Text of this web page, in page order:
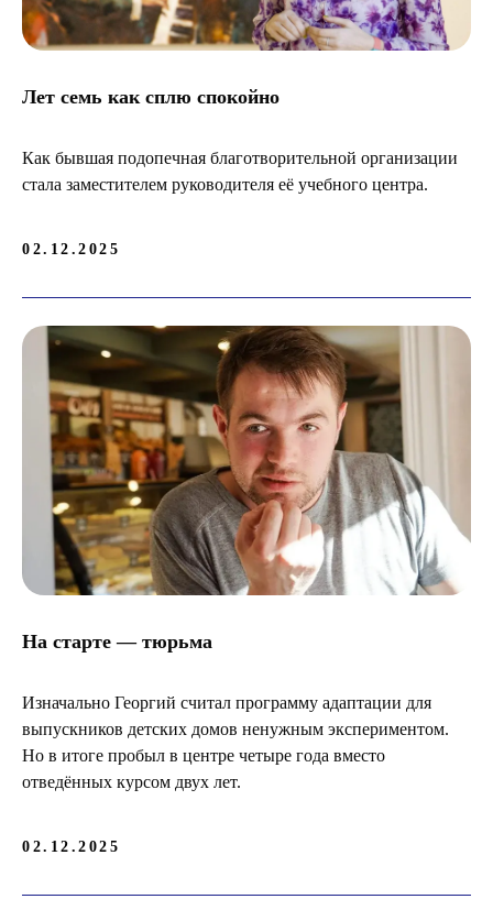
Лет семь как сплю спокойно
Как бывшая подопечная благотворительной организации
стала заместителем руководителя её учебного центра.
02.12.2025
На старте — тюрьма
Изначально Георгий считал программу адаптации для
выпускников детских домов ненужным экспериментом.
Но в итоге пробыл в центре четыре года вместо
отведённых курсом двух лет.
02.12.2025